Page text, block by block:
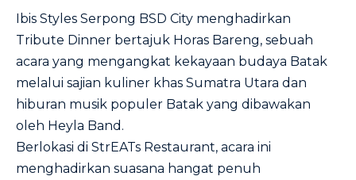
Ibis Styles Serpong BSD City menghadirkan
Tribute Dinner bertajuk Horas Bareng, sebuah
acara yang mengangkat kekayaan budaya Batak
melalui sajian kuliner khas Sumatra Utara dan
hiburan musik populer Batak yang dibawakan
oleh Heyla Band.
Berlokasi di StrEATs Restaurant, acara ini
menghadirkan suasana hangat penuh